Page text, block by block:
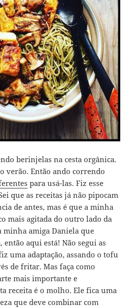
berinjelas na cesta orgânica.
verão. Então ando correndo
para usá-las. Fiz esse
que as receitas já não pipocam
de antes, mas é que a minha
mais agitada do outro lado da
minha amiga Daniela que
aqui está! Não segui as
uma adaptação, assando o tofu
de fritar. Mas faça como
mais importante e
receita é o molho. Ele fica uma
que deve combinar com